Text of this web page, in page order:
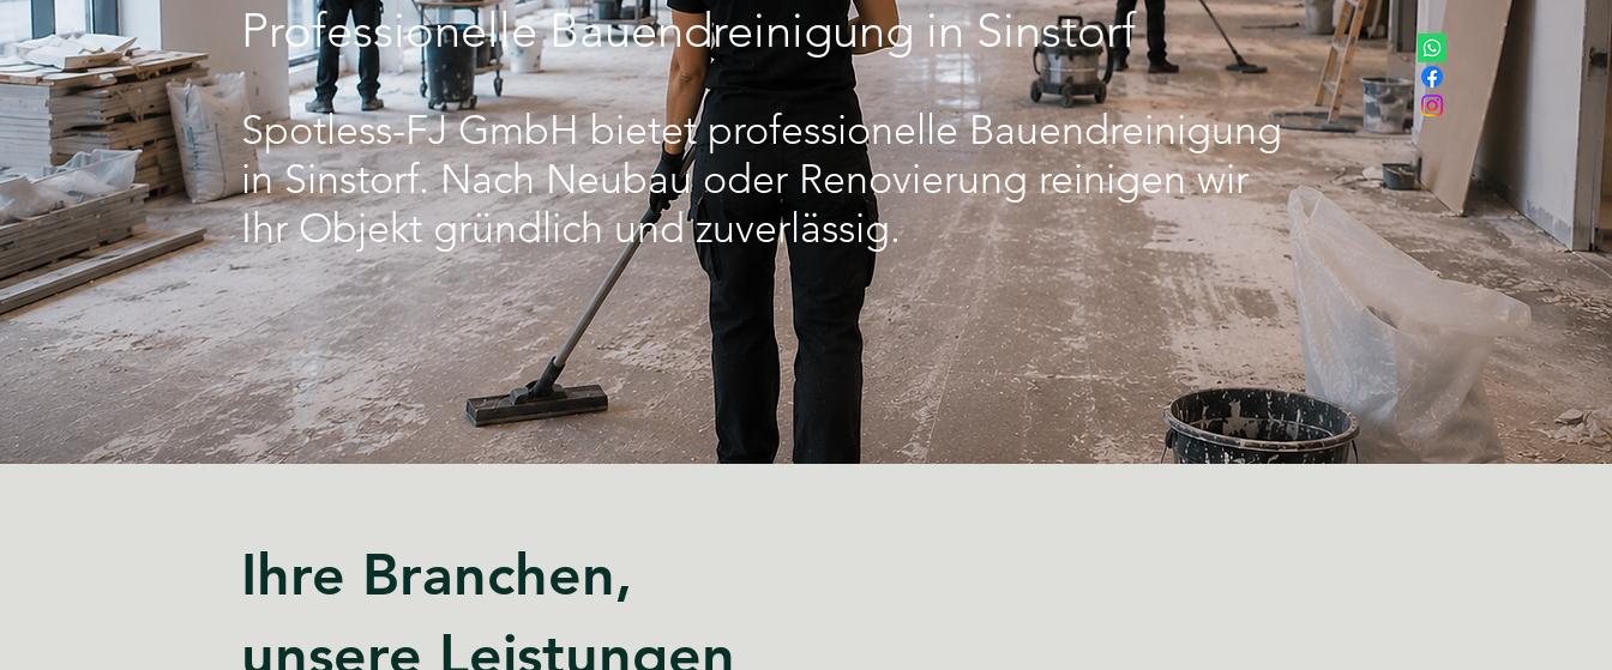
Professionelle Bauendreinigung in Sinstorf
Spotless-FJ GmbH bietet professionelle Bauendreinigung
in Sinstorf. Nach Neubau oder Renovierung reinigen wir
Ihr Objekt gründlich und zuverlässig.
Ihre Branchen,
unsere Leistungen